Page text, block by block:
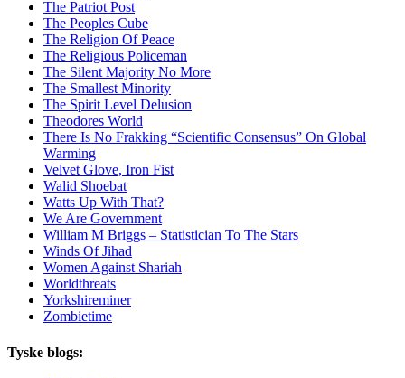
The Patriot Post
The Peoples Cube
The Religion Of Peace
The Religious Policeman
The Silent Majority No More
The Smallest Minority
The Spirit Level Delusion
Theodores World
There Is No Frakking “Scientific Consensus” On Global
Warming
Velvet Glove, Iron Fist
Walid Shoebat
Watts Up With That?
We Are Government
William M Briggs – Statistician To The Stars
Winds Of Jihad
Women Against Shariah
Worldthreats
Yorkshireminer
Zombietime
Tyske blogs: